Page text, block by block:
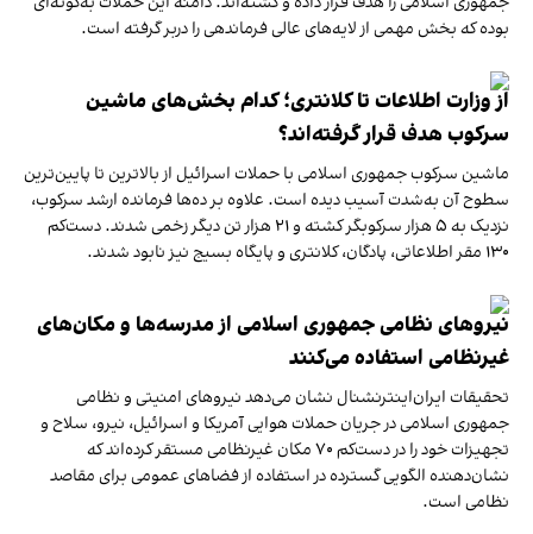
بوده که بخش مهمی از لایه‌های عالی فرماندهی را دربر گرفته است.
از وزارت اطلاعات تا کلانتری؛ کدام بخش‌های ماشین‌
سرکوب هدف قرار گرفته‌اند؟
ماشین سرکوب جمهوری اسلامی با حملات اسرائیل از بالاترین تا پایین‌ترین
سطوح آن به‌شدت آسیب دیده است. علاوه بر ده‌ها فرمانده ارشد سرکوب،
نزدیک به ۵ هزار سرکوبگر کشته و ۲۱ هزار تن دیگر زخمی شدند. دست‌کم
۱۳۰ مقر اطلاعاتی، پادگان، کلانتری و پایگاه بسیج نیز نابود شدند.
نیروهای نظامی جمهوری اسلامی از مدرسه‌ها و مکان‌های
غیر‌نظامی استفاده می‌کنند
تحقیقات ایران‌اینترنشنال نشان می‌دهد نیروهای امنیتی و نظامی
جمهوری اسلامی در جریان حملات هوایی آمریکا و اسرائیل، نیرو، سلاح و
تجهیزات خود را در دست‌کم ۷۰ مکان غیرنظامی مستقر کرده‌اند که
نشان‌دهنده الگویی گسترده در استفاده از فضاهای عمومی برای مقاصد
نظامی است.